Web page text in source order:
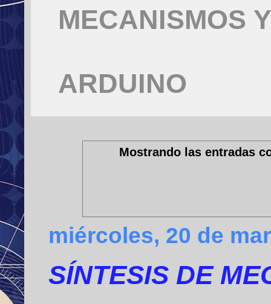
MECANISMOS
ARDUINO
Mostrando las entradas
miércoles, 20 de
SÍNTESIS DE